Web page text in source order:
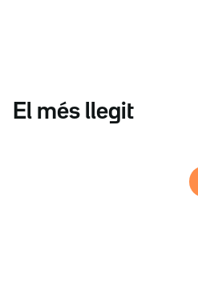
El més llegit